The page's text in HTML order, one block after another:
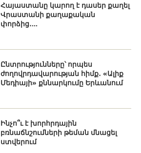
Հայաստանը կարող է դասեր քաղել
Վրաստանի քաղաքական
փորձից․...
Ընտրությունները՝ որպես
ժողովրդավարության հիմք․ «Ալիք
Մեդիայի» քննարկումը Երևանում
Ինչո՞ւ է խորհրդային
բռնաճնշումների թեման մնացել
ստվերում